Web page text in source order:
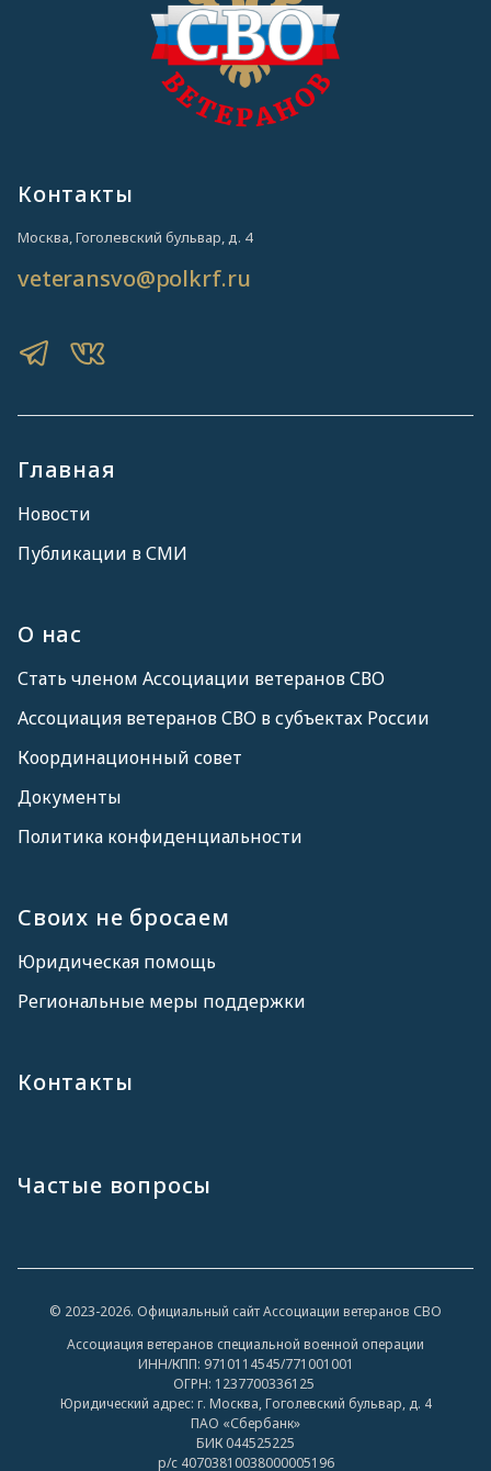
Главная
Новости
Публикации в СМИ
О нас
Стать членом Ассоциации ветеранов СВО
Ассоциация ветеранов СВО в субъектах России
Координационный совет
Документы
Политика конфиденциальности
Своих не бросаем
Юридическая помощь
Региональные меры поддержки
Контакты
Частые вопросы
Контакты
Москва, Гоголевский бульвар, д. 4
veteransvo@polkrf.ru
© 2023-2026. Официальный сайт Ассоциации ветеранов СВО
Ассоциация ветеранов специальной военной операции
ИНН/КПП: 9710114545/771001001
ОГРН: 1237700336125
Юридический адрес: г. Москва, Гоголевский бульвар, д. 4
ПАО «Сбербанк»
БИК 044525225
р/с 40703810038000005196